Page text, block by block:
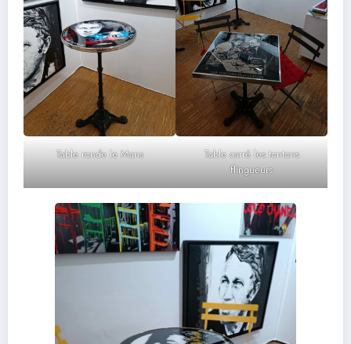
Table ronde le Mans
Table carré les tontons
flingueurs